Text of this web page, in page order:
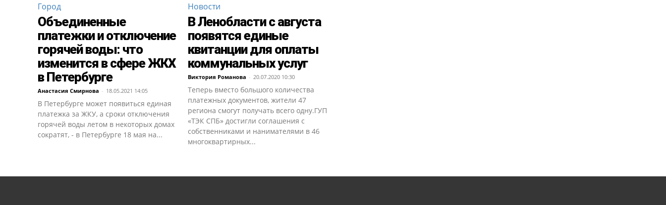
Город
Объединенные
платежки и отключение
горячей воды: что
изменится в сфере ЖКХ
в Петербурге
Анастасия Смирнова - 18.05.2021 14:05
В Петербурге может появиться единая
платежка за ЖКУ, а сроки отключения
горячей воды летом в некоторых домах
сократят, - в Петербурге 18 мая на...
Новости
В Ленобласти с августа
появятся единые
квитанции для оплаты
коммунальных услуг
Виктория Романова - 20.07.2020 10:30
Теперь вместо большого количества
платежных документов, жители 47
региона смогут получать всего одну.ГУП
«ТЭК СПБ» достигли соглашения с
собственниками и нанимателями в 46
многоквартирных...